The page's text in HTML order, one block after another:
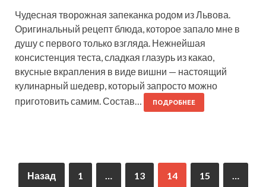
Чудесная творожная запеканка родом из Львова.
Оригинальный рецепт блюда, которое запало мне в
душу с первого только взгляда. Нежнейшая
консистенция теста, сладкая глазурь из какао,
вкусные вкрапления в виде вишни — настоящий
кулинарный шедевр, который запросто можно
приготовить самим. Состав…
ПОДРОБНЕЕ
Назад 1 … 13 14 15 …